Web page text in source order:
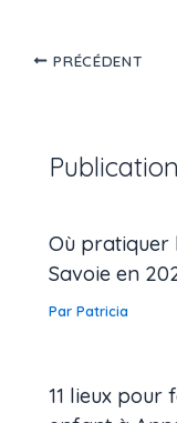
PRÉCÉDENT
Où pratiquer
Savoie en
ParPatricia
11 lieux pour